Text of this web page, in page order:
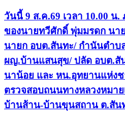
วันนี้ 9 ส.ค.69 เวลา 10.00 น
ของนายทวีศักดิ์ พุ่มมรดก นา
นายก อบต.สันทะ/ กำนันตำ
ผญ.บ้านแสนสุข/ ปลัด อบต.สั
นาน้อย และ หน.อุทยานแห่ง
ตรวจสอบถนนทางหลวงหมาย
บ้านส้าน-บ้านขุนสถาน ต.สัน